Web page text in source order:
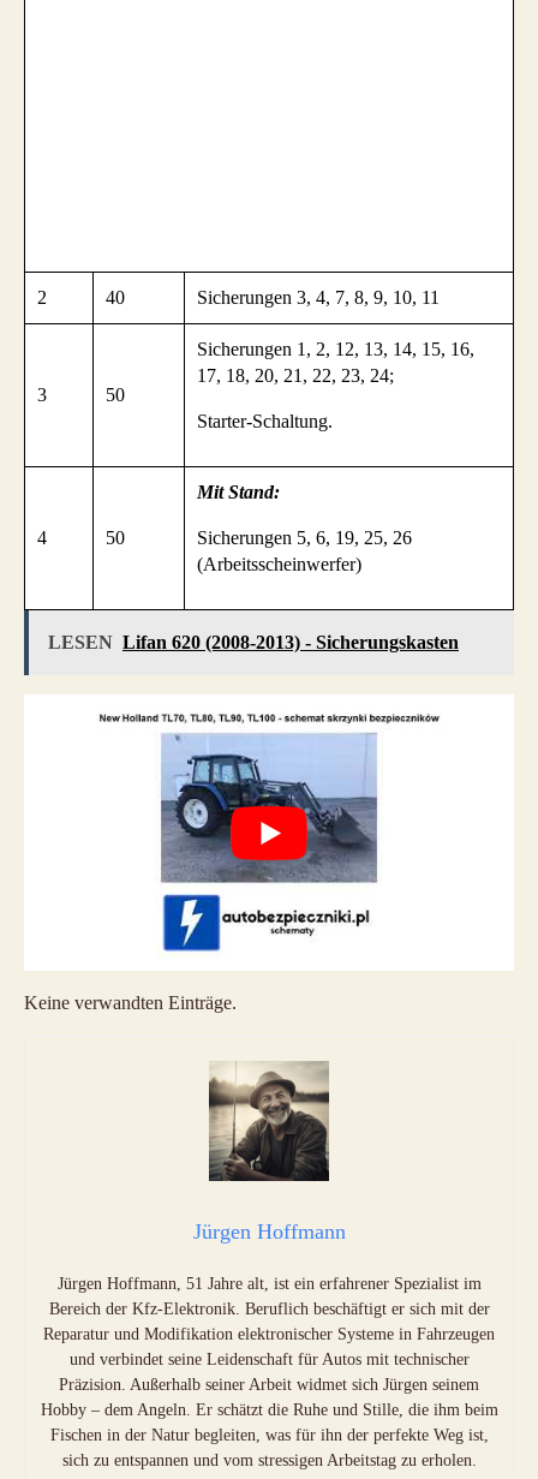
2 40 Sicherungen 3, 4, 7, 8, 9, 10, 11
3 50
Sicherungen 1, 2, 12, 13, 14, 15, 16,
17, 18, 20, 21, 22, 23, 24;
Starter-Schaltung.
4 50
Mit Stand:
Sicherungen 5, 6, 19, 25, 26
(Arbeitsscheinwerfer)
LESEN Lifan 620 (2008-2013) - Sicherungskasten
Keine verwandten Einträge.
Jürgen Hoffmann
Jürgen Hoffmann, 51 Jahre alt, ist ein erfahrener Spezialist im
Bereich der Kfz-Elektronik. Beruflich beschäftigt er sich mit der
Reparatur und Modifikation elektronischer Systeme in Fahrzeugen
und verbindet seine Leidenschaft für Autos mit technischer
Präzision. Außerhalb seiner Arbeit widmet sich Jürgen seinem
Hobby – dem Angeln. Er schätzt die Ruhe und Stille, die ihm beim
Fischen in der Natur begleiten, was für ihn der perfekte Weg ist,
sich zu entspannen und vom stressigen Arbeitstag zu erholen.